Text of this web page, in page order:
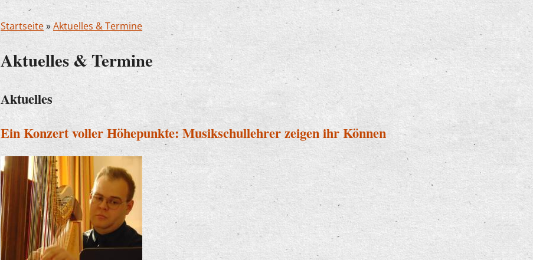
Startseite»Aktuelles & Termine
Aktuelles & Termine
Aktuelles
Ein Konzert voller Höhepunkte: Musikschullehrer zeigen ihr Können